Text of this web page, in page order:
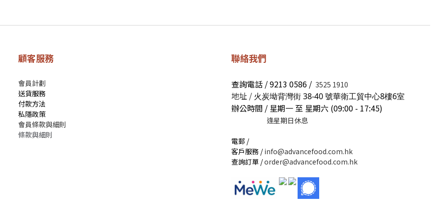
顧客服務
會員計劃
送貨服務
付款方法
私隱政策
會員條款與細則
條款與細則
聯絡我們
查詢電話 / 9213 0586 / 3525 1910
地址 / 火炭坳背灣街 38-40 號華衛工貿中心8樓6室
辦公時間 / 星期一 至 星期六 (09:00 - 17:45)
逢星期日休息
電郵 /
客戶服務 /info@advancefood.com.hk
查詢訂單 /order@advancefood.com.hk